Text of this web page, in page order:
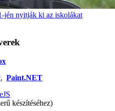
jén nyitják ki az iskolákat
, Paint.NET
készítéséhez)